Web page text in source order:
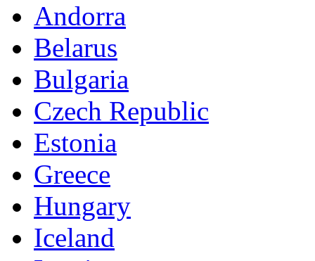
Andorra
Belarus
Bulgaria
Czech Republic
Estonia
Greece
Hungary
Iceland